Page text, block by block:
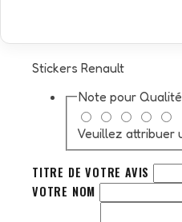
Stickers Renault
Note pour Qualité
Veuillez attribuer
TITRE DE VOTRE AVIS
VOTRE NOM